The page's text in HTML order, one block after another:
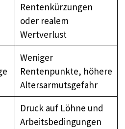
Rentenkürzungen
oder realem
Wertverlust
Weniger
Rentenpunkte, höhere
Altersarmutsgefahr
Druck auf Löhne und
Arbeitsbedingungen